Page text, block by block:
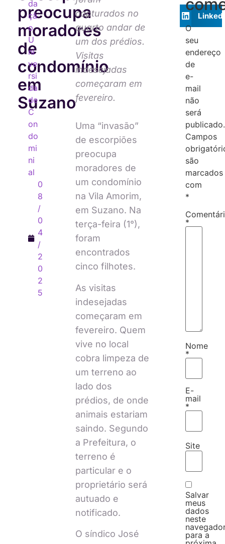
preocupa
moradores
de
condomínio
em
Suzano
da
çã
o
U
ni
ve
rsi
da
de
C
on
do
mi
ni
al
0
8
/
0
4
/
2
0
2
5
capturados no
quarto andar de
um dos prédios.
Visitas
indesejadas
começaram em
fevereiro.
Uma “invasão”
de escorpiões
preocupa
moradores de
um condomínio
na Vila Amorim,
em Suzano. Na
terça-feira (1°),
foram
encontrados
cinco filhotes.
As visitas
indesejadas
começaram em
fevereiro. Quem
vive no local
cobra limpeza de
um terreno ao
lado dos
prédios, de onde
animais estariam
saindo. Segundo
a Prefeitura, o
terreno é
particular e o
proprietário será
autuado e
notificado.
O síndico José
O
seu
endereço
de
e-
mail
não
será
publicado.
Campos
são
marcados
com
*
*
Nome
*
E-
mail
*
Site
Salvar
meus
dados
neste
para a